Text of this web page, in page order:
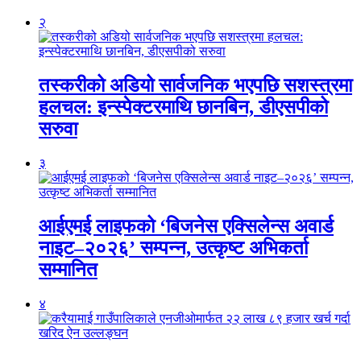
२
तस्करीको अडियो सार्वजनिक भएपछि सशस्त्रमा
हलचल: इन्स्पेक्टरमाथि छानबिन, डीएसपीको
सरुवा
३
आईएमई लाइफको ‘बिजनेस एक्सिलेन्स अवार्ड
नाइट–२०२६’ सम्पन्न, उत्कृष्ट अभिकर्ता
सम्मानित
४